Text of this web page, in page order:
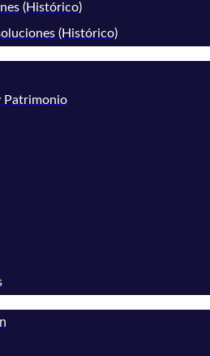
(Histórico)
(Histórico)
Patrimonio